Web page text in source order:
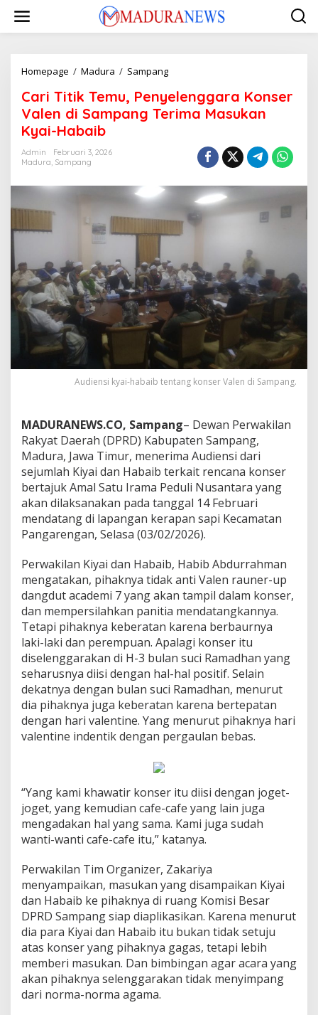
konten
Homepage / Madura / SampangCari
Temu,
Penyelenggara
Konser
Sampang
Masukan
Habaib
Cari Titik Temu, Penyelenggara Konser
Valen di Sampang Terima Masukan
Kyai-Habaib
Admin
Februari 3, 2026
Madura, Sampang
Audiensi kyai-habaib tentang konser Valen di Sampang.
MADURANEWS.CO, Sampang– Dewan Perwakilan
Rakyat Daerah (DPRD) Kabupaten Sampang,
Madura, Jawa Timur, menerima Audiensi dari
sejumlah Kiyai dan Habaib terkait rencana konser
bertajuk Amal Satu Irama Peduli Nusantara yang
akan dilaksanakan pada tanggal 14 Februari
mendatang di lapangan kerapan sapi Kecamatan
Pangarengan, Selasa (03/02/2026).
Perwakilan Kiyai dan Habaib, Habib Abdurrahman
mengatakan, pihaknya tidak anti Valen rauner-up
dangdut academi 7 yang akan tampil dalam konser,
dan mempersilahkan panitia mendatangkannya.
Tetapi pihaknya keberatan karena berbaurnya
laki-laki dan perempuan. Apalagi konser itu
diselenggarakan di H-3 bulan suci Ramadhan yang
seharusnya diisi dengan hal-hal positif. Selain
dekatnya dengan bulan suci Ramadhan, menurut
dia pihaknya juga keberatan karena bertepatan
dengan hari valentine. Yang menurut pihaknya hari
valentine indentik dengan pergaulan bebas.
“Yang kami khawatir konser itu diisi dengan joget-
joget, yang kemudian cafe-cafe yang lain juga
mengadakan hal yang sama. Kami juga sudah
wanti-wanti cafe-cafe itu,” katanya.
Perwakilan Tim Organizer, Zakariya
menyampaikan, masukan yang disampaikan Kiyai
dan Habaib ke pihaknya di ruang Komisi Besar
DPRD Sampang siap diaplikasikan. Karena menurut
dia para Kiyai dan Habaib itu bukan tidak setuju
atas konser yang pihaknya gagas, tetapi lebih
memberi masukan. Dan bimbingan agar acara yang
akan pihaknya selenggarakan tidak menyimpang
dari norma-norma agama.